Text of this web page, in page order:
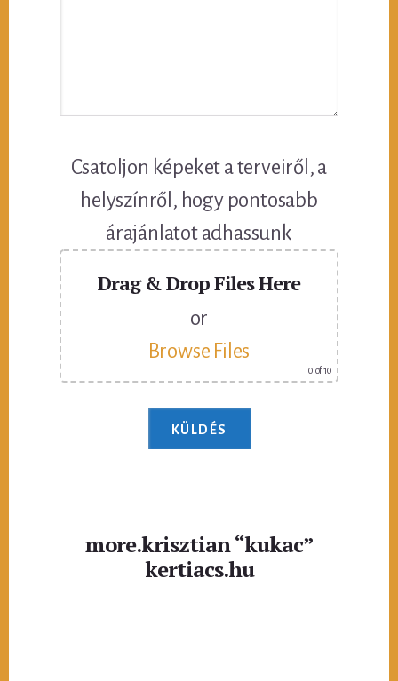
Csatoljon képeket a terveiről, a
helyszínről, hogy pontosabb
árajánlatot adhassunk
Drag & Drop Files Here
or
Browse Files
0 of 10
more.krisztian “kukac”
kertiacs.hu